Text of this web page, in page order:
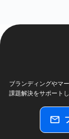
ブランディングやマ
課題解決をサポートし